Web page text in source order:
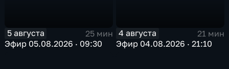
5 августа
25 мин
Эфир 05.08.2026 · 09:30
4 августа
21 мин
Эфир 04.08.2026 · 21:10